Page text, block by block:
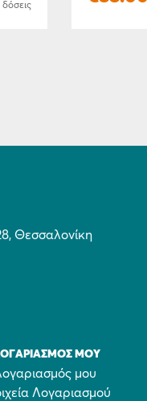
Θεσσαλονίκη
ΜΟΥ
μου
Λογαριασμού